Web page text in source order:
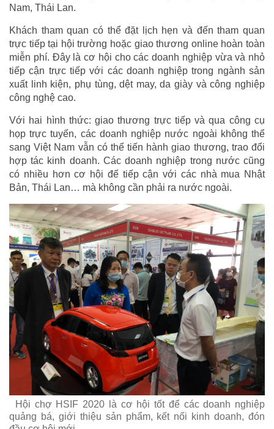
Nam, Thái Lan.
Khách tham quan có thể đặt lịch hẹn và đến tham quan
trực tiếp tại hội trường hoặc giao thương online hoàn toàn
miễn phí. Đây là cơ hội cho các doanh nghiệp vừa và nhỏ
tiếp cận trực tiếp với các doanh nghiệp trong ngành sản
xuất linh kiện, phụ tùng, dệt may, da giày và công nghiệp
công nghệ cao.
Với hai hình thức: giao thương trực tiếp và qua công cụ
họp trực tuyến, các doanh nghiệp nước ngoài không thể
sang Việt Nam vẫn có thể tiến hành giao thương, trao đổi
hợp tác kinh doanh. Các doanh nghiệp trong nước cũng
có nhiều hơn cơ hội để tiếp cận với các nhà mua Nhật
Bản, Thái Lan… mà không cần phải ra nước ngoài.
Hội chợ HSIF 2020 là cơ hội tốt để các doanh nghiệp
quảng bá, giới thiệu sản phẩm, kết nối kinh doanh, đón